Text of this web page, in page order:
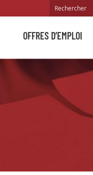
OFFRES D’EMPLOI